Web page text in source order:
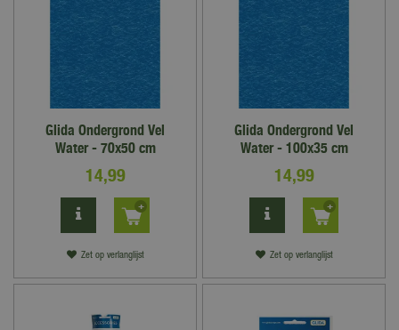
Glida Ondergrond Vel
Water - 70x50 cm
14,99
Zet op verlanglijst
Glida Ondergrond Vel
Water - 100x35 cm
14,99
Zet op verlanglijst